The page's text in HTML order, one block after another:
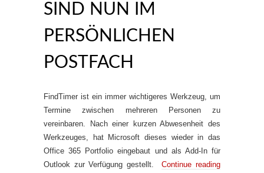
SIND NUN IM
PERSÖNLICHEN
POSTFACH
FindTimer ist ein immer wichtigeres Werkzeug, um
Termine zwischen mehreren Personen zu
vereinbaren. Nach einer kurzen Abwesenheit des
Werkzeuges, hat Microsoft dieses wieder in das
Office 365 Portfolio eingebaut und als Add-In für
Outlook zur Verfügung gestellt.Continue reading